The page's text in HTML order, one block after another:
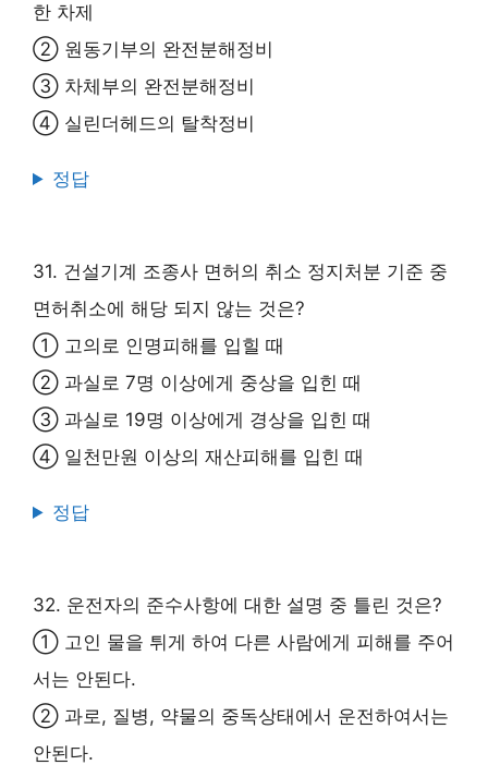
한 차제
② 원동기부의 완전분해정비
③ 차체부의 완전분해정비
④ 실린더헤드의 탈착정비
정답
31. 건설기계 조종사 면허의 취소 정지처분 기준 중
면허취소에 해당 되지 않는 것은?
① 고의로 인명피해를 입힐 때
② 과실로 7명 이상에게 중상을 입힌 때
③ 과실로 19명 이상에게 경상을 입힌 때
④ 일천만원 이상의 재산피해를 입힌 때
정답
32. 운전자의 준수사항에 대한 설명 중 틀린 것은?
① 고인 물을 튀게 하여 다른 사람에게 피해를 주어
서는 안된다.
② 과로, 질병, 약물의 중독상태에서 운전하여서는
안된다.